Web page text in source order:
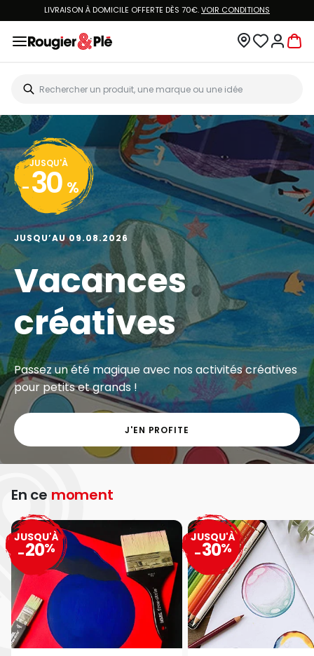
LIVRAISON À DOMICILE OFFERTE DÈS 70€.VOIR CONDITIONS
JUSQU'À
- 30 %
JUSQU’AU 09.08.2026
Vacances
créatives
Passez un été magique avec nos activités créatives
pour petits et grands !
J'EN PROFITE
En ce moment
JUSQU'À
-20%
JUSQU'À
-30%